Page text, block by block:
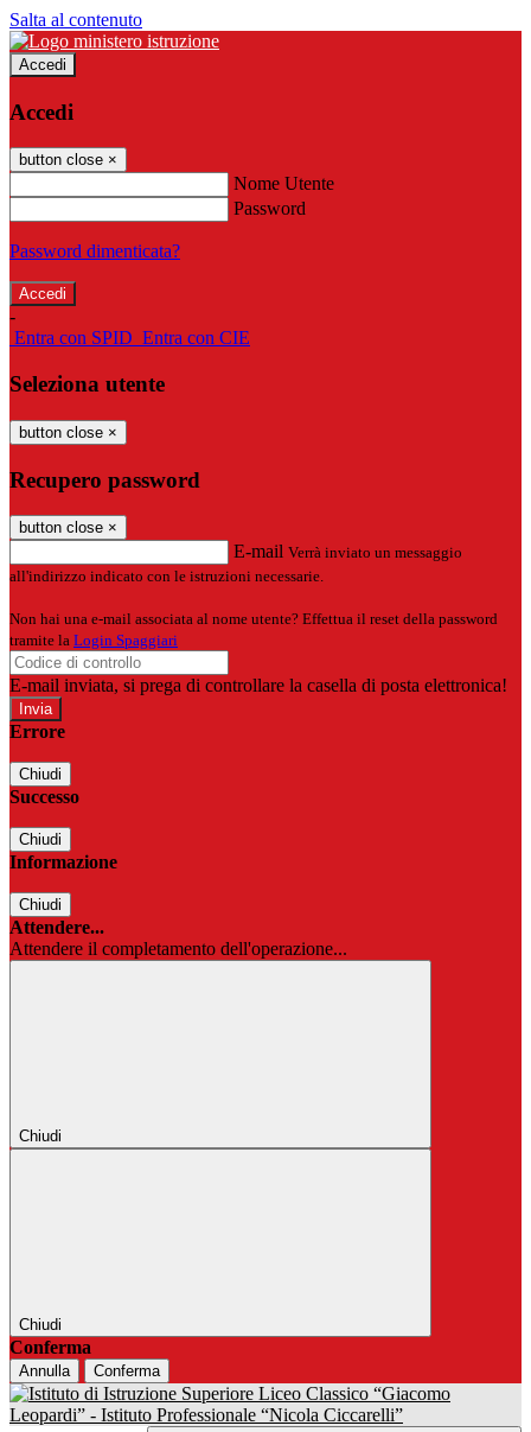
Salta al contenuto
Accedi
Accedi
button close ×
Nome Utente
Password
Password dimenticata?
-
Entra con SPID Entra con CIE
Seleziona utente
button close ×
Recupero password
button close ×
E-mail Verrà inviato un messaggio
all'indirizzo indicato con le istruzioni necessarie.
Non hai una e-mail associata al nome utente? Effettua il reset della password
tramite la Login Spaggiari
E-mail inviata, si prega di controllare la casella di posta elettronica!
Errore
Chiudi
Successo
Chiudi
Informazione
Chiudi
Attendere...
Attendere il completamento dell'operazione...
Chiudi
Chiudi
Conferma
Annulla Conferma